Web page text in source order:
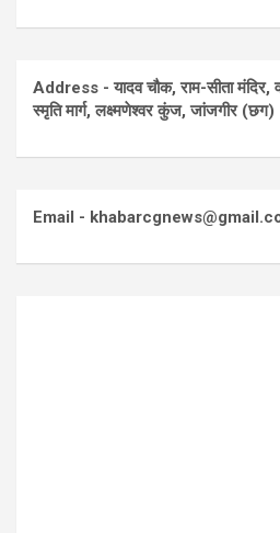
Address - यादव चौक, राम-सीता मंदिर,
स्मृति मार्ग, लक्ष्मणेश्वर कुंज, जांजगीर (छग)
Email -